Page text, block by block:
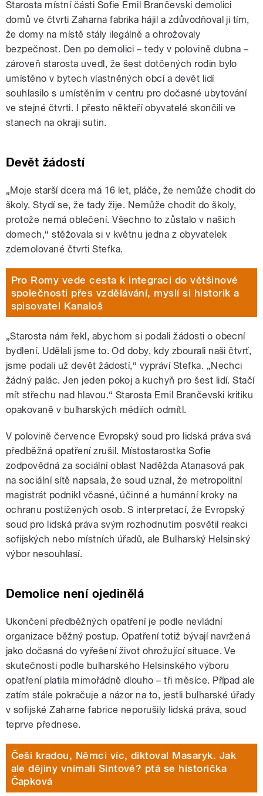
Starosta místní části Sofie Emil Brančevski demolici
domů ve čtvrti Zaharna fabrika hájil a zdůvodňoval ji tím,
že domy na místě stály ilegálně a ohrožovaly
bezpečnost. Den po demolici – tedy v polovině dubna –
zároveň starosta uvedl, že šest dotčených rodin bylo
umístěno v bytech vlastněných obcí a devět lidí
souhlasilo s umístěním v centru pro dočasné ubytování
ve stejné čtvrti. I přesto někteří obyvatelé skončili ve
stanech na okraji sutin.
Devět žádostí
„Moje starší dcera má 16 let, pláče, že nemůže chodit do
školy. Stydí se, že tady žije. Nemůže chodit do školy,
protože nemá oblečení. Všechno to zůstalo v našich
domech,“ stěžovala si v květnu jedna z obyvatelek
zdemolované čtvrti Stefka.
Pro Romy vede cesta k integraci do většinové
společnosti přes vzdělávání, myslí si historik a
spisovatel Kanaloš
„Starosta nám řekl, abychom si podali žádosti o obecní
bydlení. Udělali jsme to. Od doby, kdy zbourali naši čtvrť,
jsme podali už devět žádostí,“ vypráví Stefka. „Nechci
žádný palác. Jen jeden pokoj a kuchyň pro šest lidí. Stačí
mít střechu nad hlavou.“ Starosta Emil Brančevski kritiku
opakovaně v bulharských médiích odmítl.
V polovině července Evropský soud pro lidská práva svá
předběžná opatření zrušil. Místostarostka Sofie
zodpovědná za sociální oblast Naděžda Atanasová pak
na sociální sítě napsala, že soud uznal, že metropolitní
magistrát podnikl včasné, účinné a humánní kroky na
ochranu postižených osob. S interpretací, že Evropský
soud pro lidská práva svým rozhodnutím posvětil reakci
sofijských nebo místních úřadů, ale Bulharský Helsinský
výbor nesouhlasí.
Demolice není ojedinělá
Ukončení předběžných opatření je podle nevládní
organizace běžný postup. Opatření totiž bývají navržená
jako dočasná do vyřešení život ohrožující situace. Ve
skutečnosti podle bulharského Helsinského výboru
opatření platila mimořádně dlouho – tři měsíce. Případ ale
zatím stále pokračuje a názor na to, jestli bulharské úřady
v sofijské Zaharne fabrice neporušily lidská práva, soud
teprve přednese.
Češi kradou, Němci víc, diktoval Masaryk. Jak
ale dějiny vnímali Sintové? ptá se historička
Čapková